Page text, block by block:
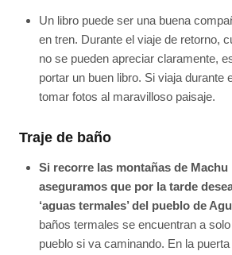
Un libro puede ser una buena
en tren. Durante el viaje de retorno,
no se pueden apreciar claramente,
portar un buen libro. Si viaja durante
tomar fotos al maravilloso paisaje.
Traje de baño
Si recorre las montañas de Machu
aseguramos que por la tarde
‘aguas termales’ del pueblo de
baños termales se encuentran a
pueblo si va caminando. En la